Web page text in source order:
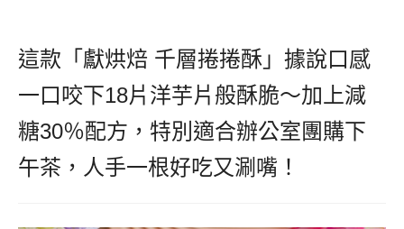
這款「獻烘焙 千層捲捲酥」據說口感
一口咬下18片洋芋片般酥脆～加上減
糖30％配方，特別適合辦公室團購下
午茶，人手一根好吃又涮嘴！